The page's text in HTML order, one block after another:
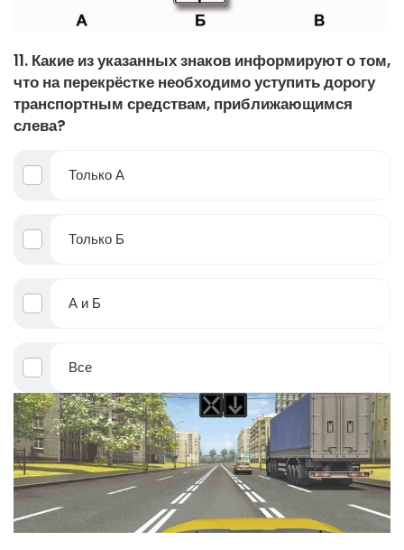
11. Какие из указанных знаков информируют о том,
что на перекрёстке необходимо уступить дорогу
транспортным средствам, приближающимся
слева?
Только А
Только Б
А и Б
Все